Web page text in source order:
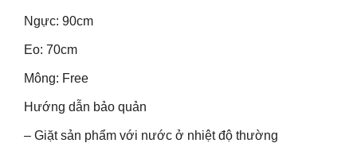
Ngực: 90cm
Eo: 70cm
Mông: Free
Hướng dẫn bảo quản
– Giặt sản phẩm với nước ở nhiệt độ thường